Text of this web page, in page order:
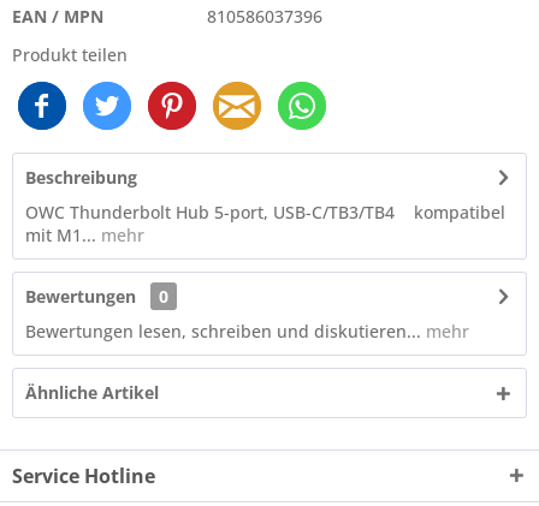
EAN / MPN
810586037396
Produkt teilen
Beschreibung
OWC Thunderbolt Hub 5-port, USB-C/TB3/TB4 kompatibel
mit M1... mehr
Bewertungen
0
Bewertungen lesen, schreiben und diskutieren... mehr
Ähnliche Artikel
Service Hotline